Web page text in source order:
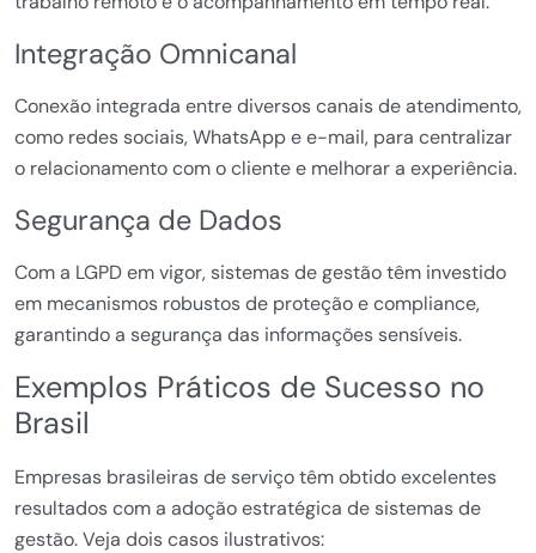
Integração Omnicanal
Conexão integrada entre diversos canais de atendimento,
como redes sociais, WhatsApp e e-mail, para centralizar
o relacionamento com o cliente e melhorar a experiência.
Segurança de Dados
Com a LGPD em vigor, sistemas de gestão têm investido
em mecanismos robustos de proteção e compliance,
garantindo a segurança das informações sensíveis.
Exemplos Práticos de Sucesso no
Brasil
Empresas brasileiras de serviço têm obtido excelentes
resultados com a adoção estratégica de sistemas de
gestão. Veja dois casos ilustrativos: